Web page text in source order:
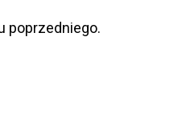
poprzedniego.